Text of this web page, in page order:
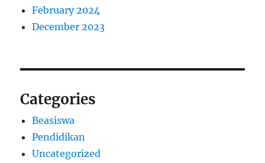
February 2024
December 2023
Categories
Beasiswa
Pendidikan
Uncategorized